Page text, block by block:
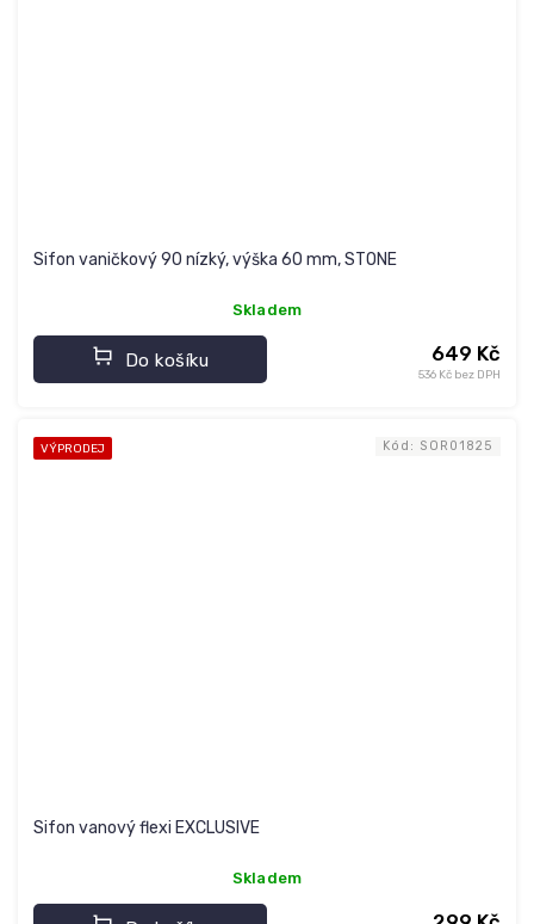
Sifon vaničkový 90 nízký, výška 60 mm, STONE
Skladem
536 Kč bez DPH
649 Kč
Do košíku
VÝPRODEJ
Sifon vanový flexi EXCLUSIVE
Skladem
Kód: SOR01825